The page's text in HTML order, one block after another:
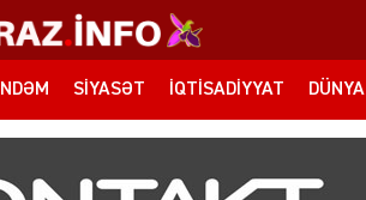
SIYASƏT İQTISADIYYAT DÜNYA